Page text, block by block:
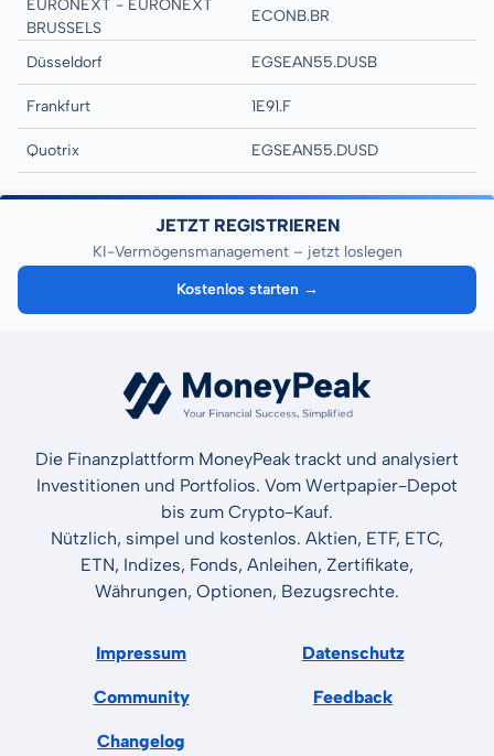
EURONEXT - EURONEXT
BRUSSELS
ECONB.BR
Düsseldorf EGSEAN55.DUSB
Frankfurt 1E91.F
Quotrix EGSEAN55.DUSD
JETZT REGISTRIEREN
KI-Vermögensmanagement – jetzt loslegen
Kostenlos starten →
Die Finanzplattform MoneyPeak trackt und analysiert
Investitionen und Portfolios. Vom Wertpapier-Depot
bis zum Crypto-Kauf.
Nützlich, simpel und kostenlos. Aktien, ETF, ETC,
ETN, Indizes, Fonds, Anleihen, Zertifikate,
Währungen, Optionen, Bezugsrechte.
Impressum Datenschutz
Community Feedback
Changelog